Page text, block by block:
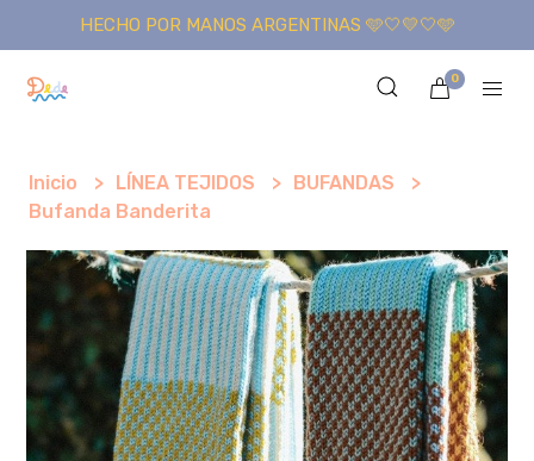
HECHO POR MANOS ARGENTINAS 🩵🤍💛🤍🩵
0
Inicio LÍNEA TEJIDOS
BUFANDAS
Bufanda Banderita